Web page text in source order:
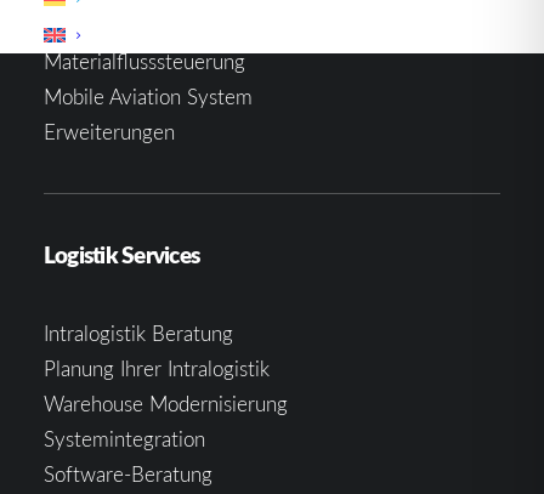
Warehouse Management System
Materialflusssteuerung
Mobile Aviation System
Erweiterungen
Logistik Services
Intralogistik Beratung
Planung Ihrer Intralogistik
Warehouse Modernisierung
Systemintegration
Software-Beratung